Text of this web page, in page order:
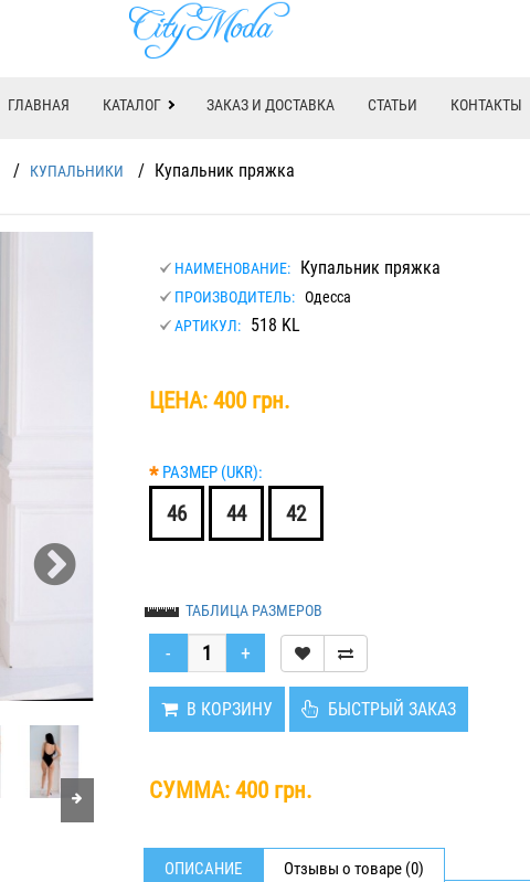
ГЛАВНАЯ КАТАЛОГ ЗАКАЗ И ДОСТАВКА СТАТЬИ КОНТАКТЫ
/ КУПАЛЬНИКИ / Купальник пряжка
НАИМЕНОВАНИЕ: Купальник пряжка
ПРОИЗВОДИТЕЛЬ: Одесса
АРТИКУЛ:
518 KL
ЦЕНА: 400 грн.
* РАЗМЕР (UKR):
46 44 42
ТАБЛИЦА РАЗМЕРОВ
В КОРЗИНУ БЫСТРЫЙ ЗАКАЗ
СУММА: 400 грн.
ОПИСАНИЕ Отзывы о товаре (0)